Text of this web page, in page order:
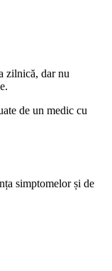
zilnică, dar nu
de un medic cu
simptomelor și de